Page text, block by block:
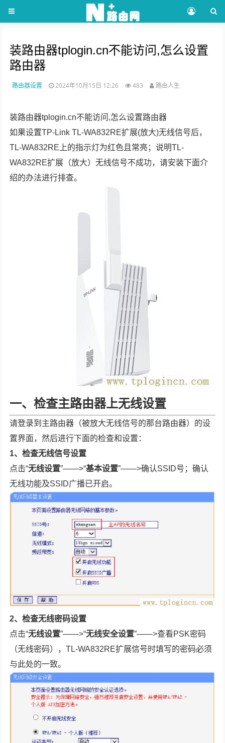
装路由器tplogin.cn不能访问,怎么设置
路由器
路由器设置 2024年10月15日 12:26 483 路由人生
装路由器tplogin.cn不能访问,怎么设置路由器
如果设置TP-Link TL-WA832RE扩展(放大)无线信号后，
TL-WA832RE上的指示灯为红色且常亮；说明TL-
WA832RE扩展（放大）无线信号不成功，请安装下面介
绍的办法进行排查。
一、检查主路由器上无线设置
请登录到主路由器（被放大无线信号的那台路由器）的设
置界面，然后进行下面的检查和设置：
1、检查无线信号设置
点击“无线设置”——>“基本设置”——>确认SSID号；确认
无线功能及SSID广播已开启。
2、检查无线密码设置
点击“无线设置”——>“无线安全设置”——>查看PSK密码
（无线密码），TL-WA832RE扩展信号时填写的密码必须
与此处的一致。